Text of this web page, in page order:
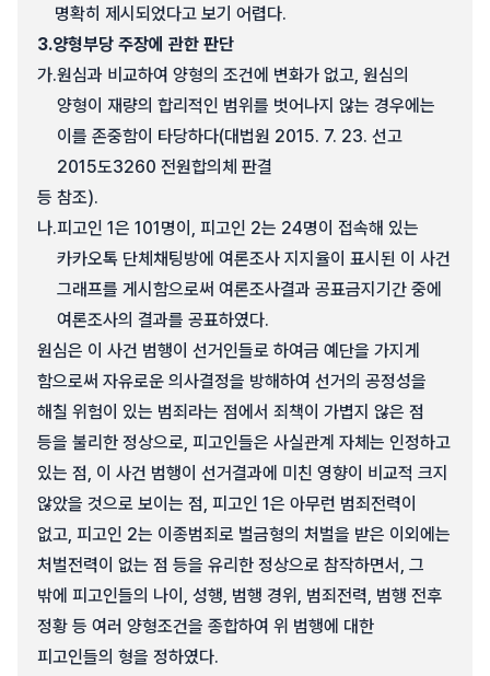
명확히 제시되었다고 보기 어렵다.
3.양형부당 주장에 관한 판단
가.원심과 비교하여 양형의 조건에 변화가 없고, 원심의
양형이 재량의 합리적인 범위를 벗어나지 않는 경우에는
이를 존중함이 타당하다(대법원 2015. 7. 23. 선고
2015도3260 전원합의체 판결
등 참조).
나.피고인 1은 101명이, 피고인 2는 24명이 접속해 있는
카카오톡 단체채팅방에 여론조사 지지율이 표시된 이 사건
그래프를 게시함으로써 여론조사결과 공표금지기간 중에
여론조사의 결과를 공표하였다.
원심은 이 사건 범행이 선거인들로 하여금 예단을 가지게
함으로써 자유로운 의사결정을 방해하여 선거의 공정성을
해칠 위험이 있는 범죄라는 점에서 죄책이 가볍지 않은 점
등을 불리한 정상으로, 피고인들은 사실관계 자체는 인정하고
있는 점, 이 사건 범행이 선거결과에 미친 영향이 비교적 크지
않았을 것으로 보이는 점, 피고인 1은 아무런 범죄전력이
없고, 피고인 2는 이종범죄로 벌금형의 처벌을 받은 이외에는
처벌전력이 없는 점 등을 유리한 정상으로 참작하면서, 그
밖에 피고인들의 나이, 성행, 범행 경위, 범죄전력, 범행 전후
정황 등 여러 양형조건을 종합하여 위 범행에 대한
피고인들의 형을 정하였다.